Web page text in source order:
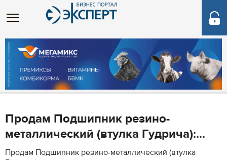
Продам Подшипник резино-
металлический (втулка Гудрича):...
Продам Подшипник резино-металлический (втулка